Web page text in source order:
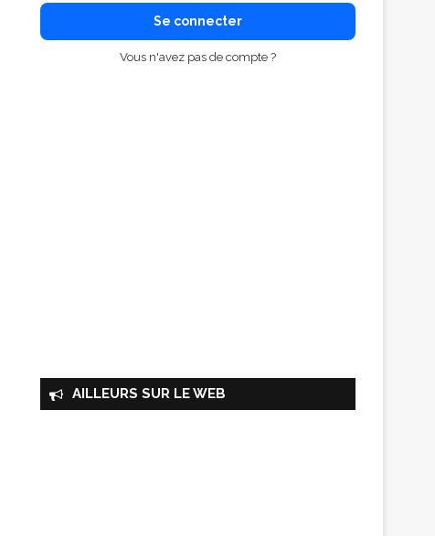
Se connecter
Vous n'avez pas de compte ?
AILLEURS SUR LE WEB